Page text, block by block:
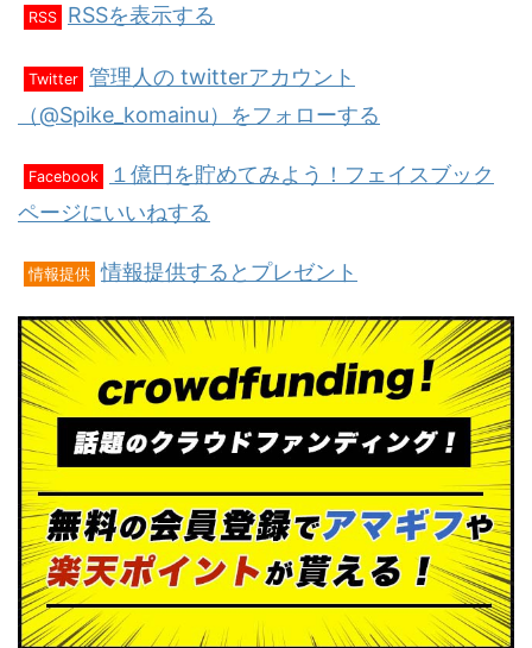
RSS RSSを表示する
Twitter 管理人の twitterアカウント
（@Spike_komainu）をフォローする
Facebook
１億円を貯めてみよう！フェイスブック
ページにいいねする
情報提供 情報提供するとプレゼント